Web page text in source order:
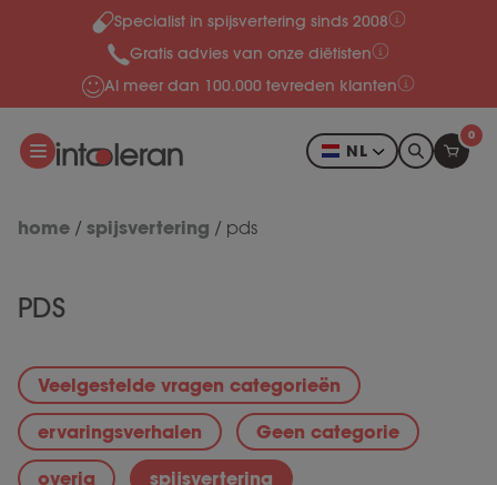
Meteen naar de content
Specialist in spijsvertering sinds 2008
Gratis advies van onze diëtisten
Al meer dan 100.000 tevreden klanten
NL
0
home / spijsvertering / pds
PDS
Veelgestelde vragen categorieën
ervaringsverhalen Geen categorie
overig spijsvertering